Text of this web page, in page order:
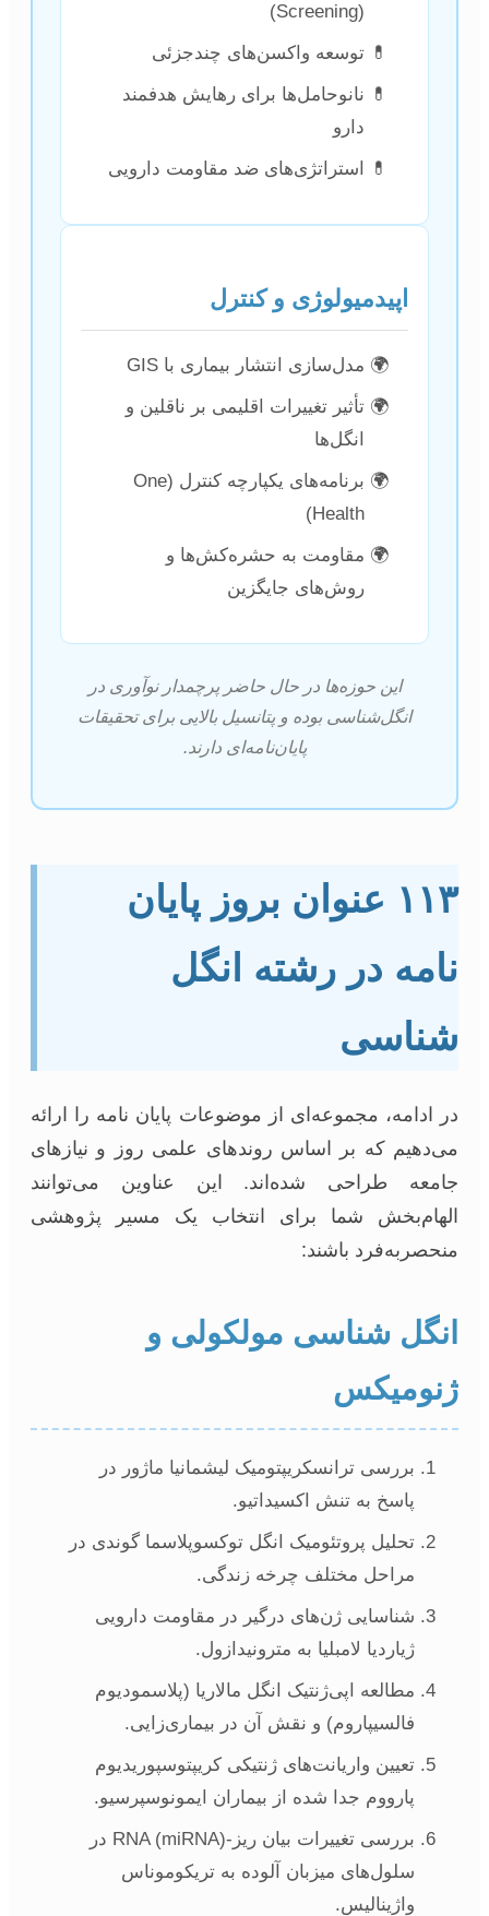
توسعه واکسن‌های چندجزئی
نانوحامل‌ها برای رهایش هدفمند
استراتژی‌های ضد مقاومت دارویی
اپیدمیولوژی و کنترل
مدل‌سازی انتشار بیماری با GIS
تأثیر تغییرات اقلیمی بر ناقلین و
برنامه‌های یکپارچه کنترل (One
Health)
مقاومت به حشره‌کش‌ها و
روش‌های جایگزین
این حوزه‌ها در حال حاضر پرچمدار نوآوری در
انگل‌شناسی بوده و پتانسیل بالایی برای تحقیقات
پایان‌نامه‌ای دارند.
۱۱۳ عنوان بروز پایان
در رشته انگل
ادامه، مجموعه‌ای از موضوعات پایان نامه را ارائه
که بر اساس روندهای علمی روز و نیازهای
طراحی شده‌اند. این عناوین می‌توانند
شما برای انتخاب یک مسیر پژوهشی
باشند:
شناسی مولکولی و
بررسی ترانسکریپتومیک لیشمانیا ماژور در
پاسخ به تنش اکسیداتیو.
تحلیل پروتئومیک انگل توکسوپلاسما گوندی در
مراحل مختلف چرخه زندگی.
شناسایی ژن‌های درگیر در مقاومت دارویی
ژیاردیا لامبلیا به مترونیدازول.
مطالعه اپی‌ژنتیک انگل مالاریا (پلاسمودیوم
فالسیپاروم) و نقش آن در بیماری‌زایی.
تعیین واریانت‌های ژنتیکی کریپتوسپوریدیوم
پارووم جدا شده از بیماران ایمونوسپرسیو.
بررسی تغییرات بیان ریز-RNA (miRNA) در
سلول‌های میزبان آلوده به تریکوموناس
واژینالیس.